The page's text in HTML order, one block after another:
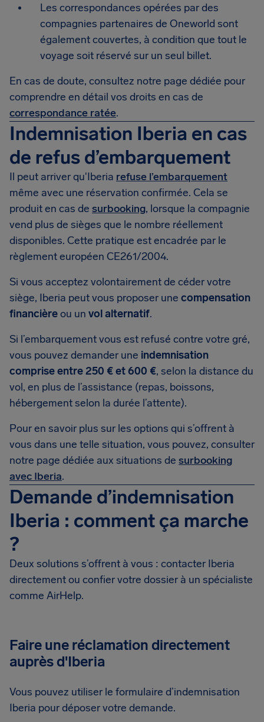
Les correspondances opérées par des
compagnies partenaires de Oneworld sont
également couvertes, à condition que tout le
voyage soit réservé sur un seul billet.
En cas de doute, consultez notre page dédiée pour
comprendre en détail vos droits en cas de
correspondance ratée.
Indemnisation Iberia en cas
de refus d’embarquement
Il peut arriver qu'Iberia refuse l’embarquement
même avec une réservation confirmée. Cela se
produit en cas de surbooking, lorsque la compagnie
vend plus de sièges que le nombre réellement
disponibles. Cette pratique est encadrée par le
règlement européen CE261/2004.
Si vous acceptez volontairement de céder votre
siège, Iberia peut vous proposer une compensation
financièreou un vol alternatif.
Si l’embarquement vous est refusé contre votre gré,
vous pouvez demander une indemnisation
comprise entre 250 € et 600 €, selon la distance du
vol, en plus de l’assistance (repas, boissons,
hébergement selon la durée l’attente).
Pour en savoir plus sur les options qui s’offrent à
vous dans une telle situation, vous pouvez, consulter
notre page dédiée aux situations de surbooking
avec Iberia.
Demande d’indemnisation
Iberia : comment ça marche
?
Deux solutions s’offrent à vous : contacter Iberia
directement ou confier votre dossier à un spécialiste
comme AirHelp.
Faire une réclamation directement
auprès d'Iberia
Vous pouvez utiliser le formulaire d’indemnisation
Iberia pour déposer votre demande.